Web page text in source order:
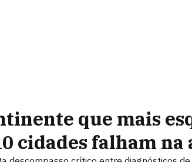
que mais
cidades falham na